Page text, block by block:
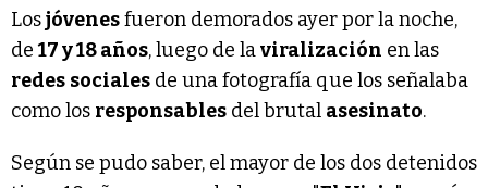
Losjóvenesfueron demorados ayer por la noche,
de17 y 18 años, luego de laviralización en las
redes sociales de una fotografía que los señalaba
como los responsables del brutal asesinato.
Según se pudo saber, el mayor de los dos detenidos